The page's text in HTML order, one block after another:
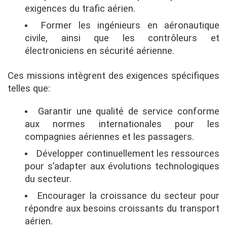
exigences du trafic aérien.
Former les ingénieurs en aéronautique
civile, ainsi que les contrôleurs et
électroniciens en sécurité aérienne.
Ces missions intègrent des exigences spécifiques
telles que:
Garantir une qualité de service conforme
aux normes internationales pour les
compagnies aériennes et les passagers.
Développer continuellement les ressources
pour s’adapter aux évolutions technologiques
du secteur.
Encourager la croissance du secteur pour
répondre aux besoins croissants du transport
aérien.